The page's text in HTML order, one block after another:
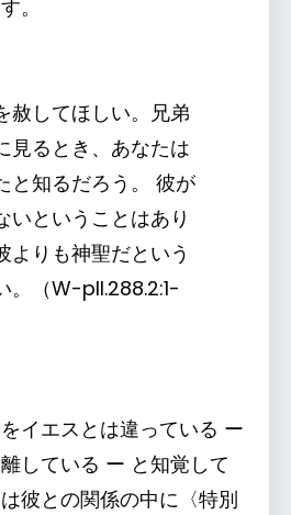
。
赦してほしい。兄弟
見るとき、あなたは
と知るだろう。 彼が
いということはあり
よりも神聖だという
。（W-pII.288.2:1-
イエスとは違っている ー
している ー と知覚して
彼との関係の中に〈特別